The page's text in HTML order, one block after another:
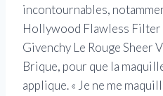
incontournables,
Hollywood Flawless Filter
Givenchy Le Rouge Sheer
Brique, pour que la
applique. « Je ne me